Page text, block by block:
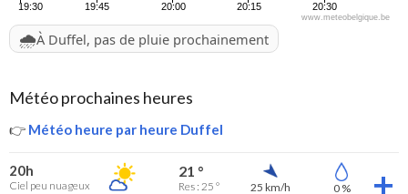
19:30 19:45 20:00 20:15 20:30
www.meteobelgique.be
🌧️À Duffel, pas de pluie prochainement
Météo prochaines heures
👉 Météo heure par heure Duffel
20h
Ciel peu nuageux
21 °
Res : 25 ° 25 km/h 0 %